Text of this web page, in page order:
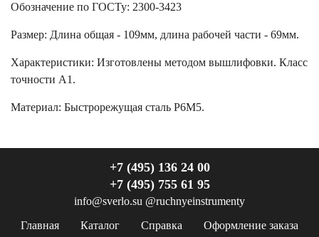
Обозначение по ГОСТу: 2300-3423
Размер: Длина общая - 109мм, длина рабочей части - 69мм.
Характеристики: Изготовлены методом вышлифовки. Класс
точности А1.
Материал: Быстрорежущая сталь Р6М5.
Главная Каталог Справка
Оформление заказа
+7 (495) 136 24 00
+7 (495) 755 61 95
info@sverlo.su @ruchnyeinstrumenty